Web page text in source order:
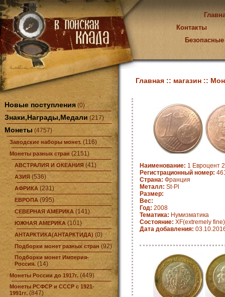
Контакты
Новые поступления (0)
Знаки,Награды,Медали (217)
Монеты (4757)
Заводские наборы монет. (116)
Монеты разных стран (2151)
АВСТРАЛИЯ И ОКЕАНИЯ (41)
АЗИЯ (536)
АФРИКА (231)
ЕВРОПА (995)
СЕВЕРНАЯ АМЕРИКА (141)
ЮЖНАЯ АМЕРИКА (101)
АНТАРКТИКА(АНТАРКТИДА) (0)
Подборки монет разных стран (92)
Подборки монет Империя-
Россия. (14)
Монеты России до 1917г. (449)
Монеты РСФСР и СССР с 1921-
1991гг. (847)
Главная :: магазин ::
Наименование: 1 Евроцент
Регистрационный номер:
Страна: Франция
Металл: St-Pl
Размер:
Вес:
Год: 2008
Тематика: Нумизматика
Состояние: XF(extremely fine)
Дата добавления: